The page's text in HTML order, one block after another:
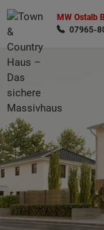
MW Ostalb
07965-
Wonach